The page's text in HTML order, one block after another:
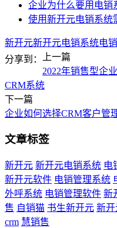
企业为什么要用电销
使用新开元电销系统
新开元新开元电销系统电
分享到：
上一篇
2022年销售型企
CRM系统
下一篇
企业如何选择CRM客户管
文章标签
新开元 新开元电销系统 电
新开元软件 电销管理系统
外呼系统 电销管理软件 新
售 自销猫 书生新开元 新
crm 慧销售